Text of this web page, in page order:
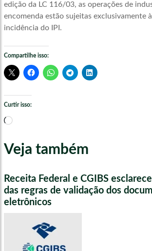
edição da LC 116/03, as operações de
encomenda estão sujeitas exclusivamente
incidência do IPI.
Compartilhe isso:
Curtir isso:
Carregando...
Veja também
Receita Federal e CGIBS
das regras de validação dos
eletrônicos